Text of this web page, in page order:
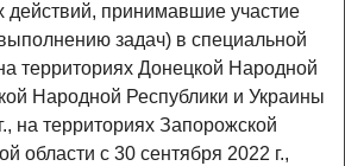
принимавшие участие
задач) в специальной
территориях Донецкой Народной
Народной Республики и Украины
на территориях Запорожской
области с 30 сентября 2022 г.,